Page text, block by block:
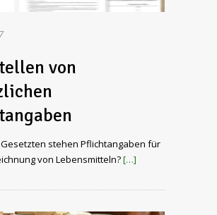
von
stehen Pflichtangaben für
von Lebensmitteln?[…]